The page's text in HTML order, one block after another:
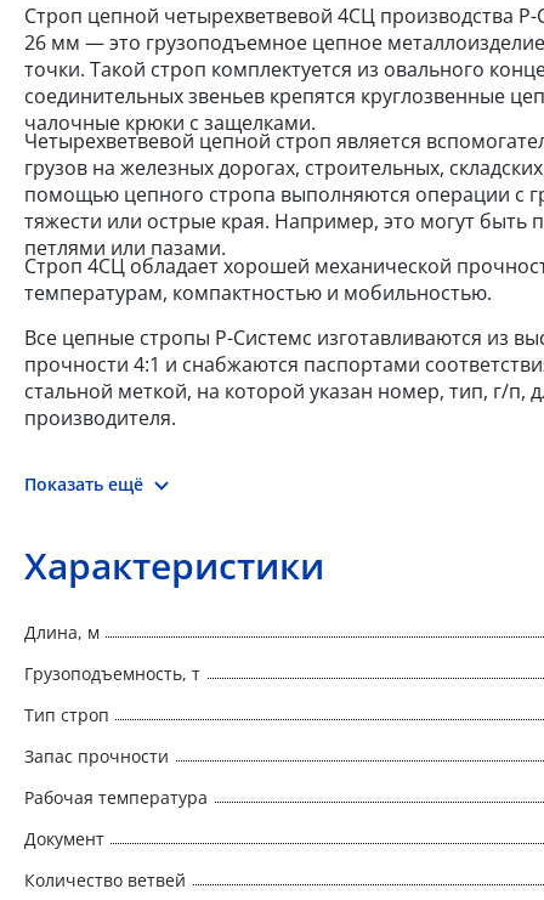
Строп цепной четырехветвевой 4СЦ производства
26 мм — это грузоподъемное цепное
точки. Такой строп комплектуется из овального
соединительных звеньев крепятся круглозвенные
чалочные крюки с защелками.
Четырехветвевой цепной строп является
грузов на железных дорогах, строительных,
помощью цепного стропа выполняются операции с
тяжести или острые края. Например, это могут
петлями или пазами.
Строп 4СЦ обладает хорошей механической
температурам, компактностью и мобильностью.
Все цепные стропы Р-Системс изготавливаются из
прочности 4:1 и снабжаются паспортами
стальной меткой, на которой указан номер, тип, г/
производителя.
Показать ещё
Характеристики
Длина, м
Грузоподъемность, т
Тип строп
Запас прочности
Рабочая температура
Документ
Количество ветвей